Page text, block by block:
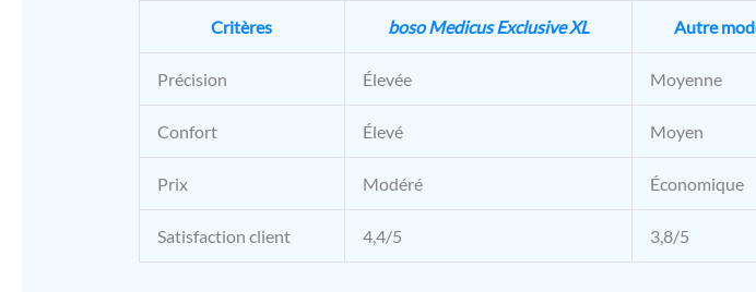
Critères boso Medicus Exclusive XL Autre
Précision Élevée Moyenne
Confort Élevé Moyen
Prix Modéré Économique
Satisfaction client 4,4/5 3,8/5